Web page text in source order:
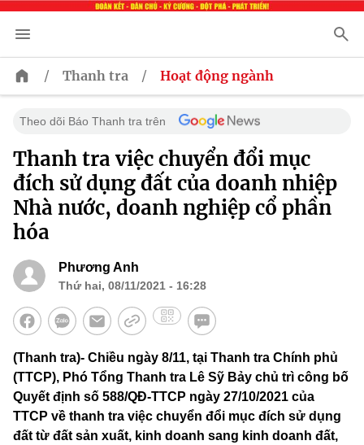
/ Thanh tra / Hoạt động ngành
Theo dõi Báo Thanh tra trên
Thanh tra việc chuyển đổi mục
đích sử dụng đất của doanh nhiệp
Nhà nước, doanh nghiệp cổ phần
hóa
Phương Anh
Thứ hai, 08/11/2021 - 16:28
(Thanh tra)- Chiều ngày 8/11, tại Thanh tra Chính phủ
(TTCP), Phó Tổng Thanh tra Lê Sỹ Bảy chủ trì công bố
Quyết định số 588/QĐ-TTCP ngày 27/10/2021 của
TTCP về thanh tra việc chuyển đổi mục đích sử dụng
đất từ đất sản xuất, kinh doanh sang kinh doanh đất,